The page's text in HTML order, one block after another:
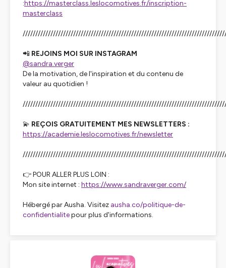
:https://masterclass.leslocomotives.fr/inscription-
masterclass
📲 REJOINS MOI SUR INSTAGRAM
@sandra.verger
De la motivation, de l'inspiration et du contenu de
valeur au quotidien !
💫 REÇOIS GRATUITEMENT MES NEWSLETTERS :
https://academie.leslocomotives.fr/newsletter
👉 POUR ALLER PLUS LOIN :
Mon site internet : https://www.sandraverger.com/
Hébergé par Ausha. Visitez ausha.co/politique-de-
confidentialitepour plus d'informations.